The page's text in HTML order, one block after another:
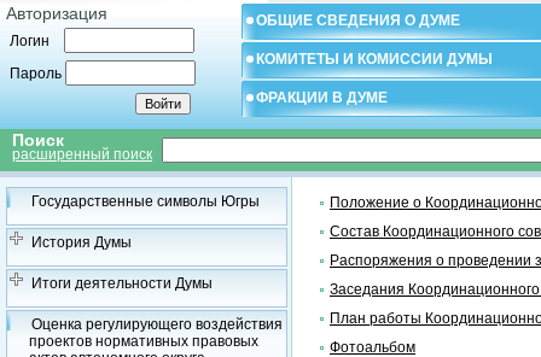
Авторизация
Логин
Пароль
ОБЩИЕ СВЕДЕНИЯ О ДУМЕ
КОМИТЕТЫ И КОМИССИИ ДУМЫ
ФРАКЦИИ В ДУМЕ
Поиск
расширенный поиск
Государственные символы Югры
История Думы
Итоги деятельности Думы
Оценка регулирующего воздействия
проектов нормативных правовых
Положение о
Состав Координационного
Распоряжения о проведении
Заседания
План работы
Фотоальбом